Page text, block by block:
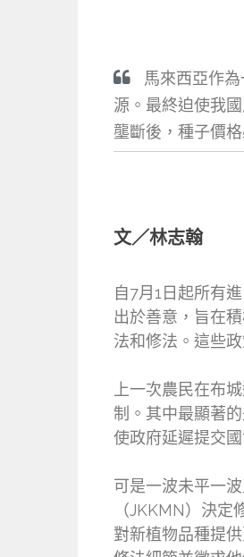
馬來西亞作
源。最終迫使我
壟斷後，種子價
文／林志翰
自7月1日起所有
出於善意，旨在
法和修法。這些
上一次農民在布
制。其中最顯著
使政府延遲提交
可是一波未平一
（JKKMN）決
對新植物品種提